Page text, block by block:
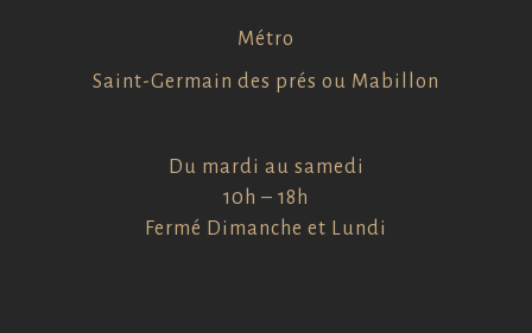
Métro
Saint-Germain des prés ou Mabillon
Du mardi au samedi
10h – 18h
Fermé Dimanche et Lundi